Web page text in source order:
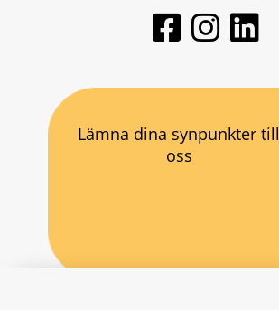
Lämna dina synpunkter till
oss